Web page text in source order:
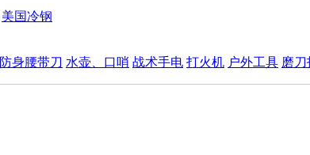
美国冷钢
防身腰带刀 水壶、口哨 战术手电 打火机 户外工具 磨刀